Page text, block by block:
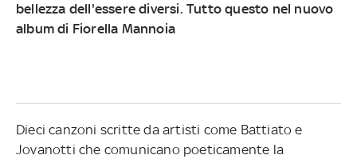
bellezza dell'essere diversi. Tutto questo nel nuovo
album di Fiorella Mannoia
Dieci canzoni scritte da artisti come Battiato e
Jovanotti che comunicano poeticamente la